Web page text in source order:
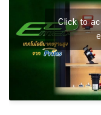
Click to